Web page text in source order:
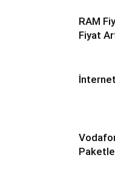
RAM
Fiyat
İnternet